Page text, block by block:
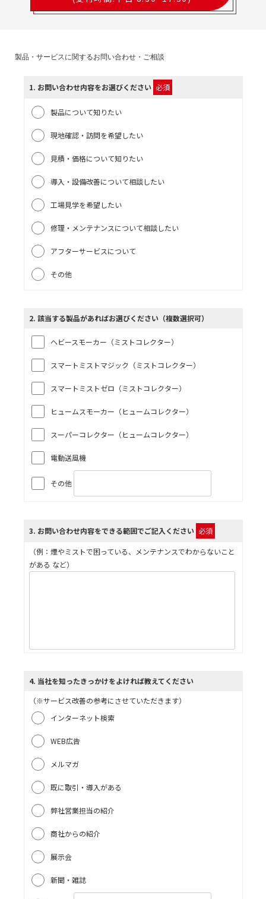
製品・サービスに関するお問い合わせ・ご相談
1. お問い合わせ内容をお選びください 必須
製品について知りたい
現地確認・訪問を希望したい
見積・価格について知りたい
導入・設備改善について相談したい
工場見学を希望したい
修理・メンテナンスについて相談したい
アフターサービスについて
その他
2. 該当する製品があればお選びください（複数選択可）
ヘビースモーカー（ミストコレクター）
スマートミストマジック（ミストコレクター）
スマートミストゼロ（ミストコレクター）
ヒュームスモーカー（ヒュームコレクター）
スーパーコレクター（ヒュームコレクター）
電動送風機
その他
3. お問い合わせ内容をできる範囲でご記入ください 必須
（例：煙やミストで困っている、メンテナンスでわからないこと
がある など）
4. 当社を知ったきっかけをよければ教えてください
（※サービス改善の参考にさせていただきます）
インターネット検索
WEB広告
メルマガ
既に取引・導入がある
弊社営業担当の紹介
商社からの紹介
展示会
新聞・雑誌